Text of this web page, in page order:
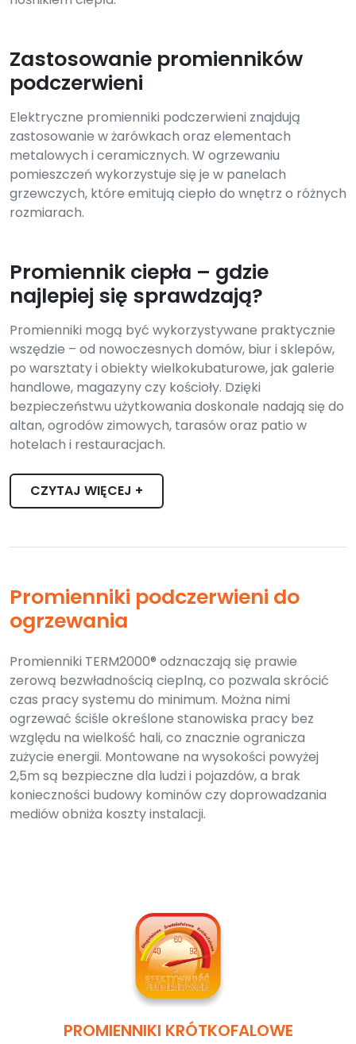
Zastosowanie promienników
podczerwieni
Elektryczne promienniki podczerwieni znajdują
zastosowanie w żarówkach oraz elementach
metalowych i ceramicznych. W ogrzewaniu
pomieszczeń wykorzystuje się je w panelach
grzewczych, które emitują ciepło do wnętrz o różnych
rozmiarach.
Promiennik ciepła – gdzie
najlepiej się sprawdzają?
Promienniki mogą być wykorzystywane praktycznie
wszędzie – od nowoczesnych domów, biur i sklepów,
po warsztaty i obiekty wielkokubaturowe, jak galerie
handlowe, magazyny czy kościoły. Dzięki
bezpieczeństwu użytkowania doskonale nadają się do
altan, ogrodów zimowych, tarasów oraz patio w
hotelach i restauracjach.
CZYTAJ WIĘCEJ +
Promienniki podczerwieni do
ogrzewania
Promienniki TERM2000® odznaczają się prawie
zerową bezwładnością cieplną, co pozwala skrócić
czas pracy systemu do minimum. Można nimi
ogrzewać ściśle określone stanowiska pracy bez
względu na wielkość hali, co znacznie ogranicza
zużycie energii. Montowane na wysokości powyżej
2,5m są bezpieczne dla ludzi i pojazdów, a brak
konieczności budowy kominów czy doprowadzania
mediów obniża koszty instalacji.
PROMIENNIKI KRÓTKOFALOWE